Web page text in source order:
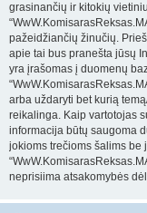
grasinančių ir kitokių
pažeidžiančių žinučių.
apie tai bus pranešta jūsų
yra įrašomas į duomenų
arba uždaryti bet kurią
reikalinga. Kaip vartotojas
informacija būtų saugoma
jokioms trečioms šalims be
neprisiima atsakomybės